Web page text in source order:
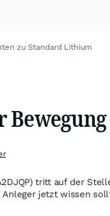
zu Standard Lithium
tritt auf der
Anleger jetzt wissen